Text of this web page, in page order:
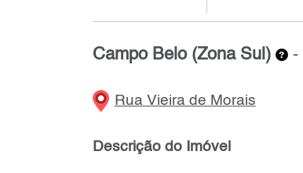
Campo Belo (Zona Sul) -
Rua Vieira de Morais
Descrição do Imóvel